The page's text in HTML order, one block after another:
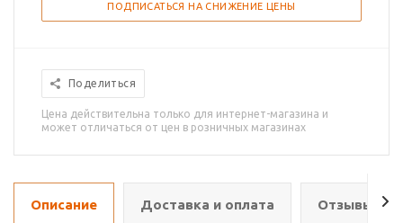
ПОДПИСАТЬСЯ НА СНИЖЕНИЕ ЦЕНЫ
Поделиться
Цена действительна только для интернет-магазина и
может отличаться от цен в розничных магазинах
Описание Доставка и оплата Отзывы о